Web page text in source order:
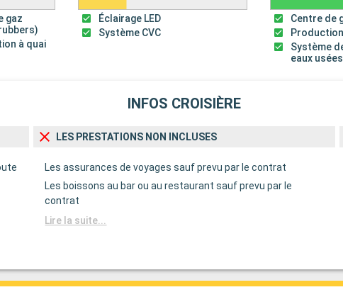
gaz
à quai
Éclairage LED
Système CVC
Centre de
Système
eaux usées
INFOS CROISIÈRE
LES PRESTATIONS NON INCLUSES
Les assurances de voyages sauf prevu par le contrat
Les boissons au bar ou au restaurant sauf prevu par le
contrat
Lire la suite...